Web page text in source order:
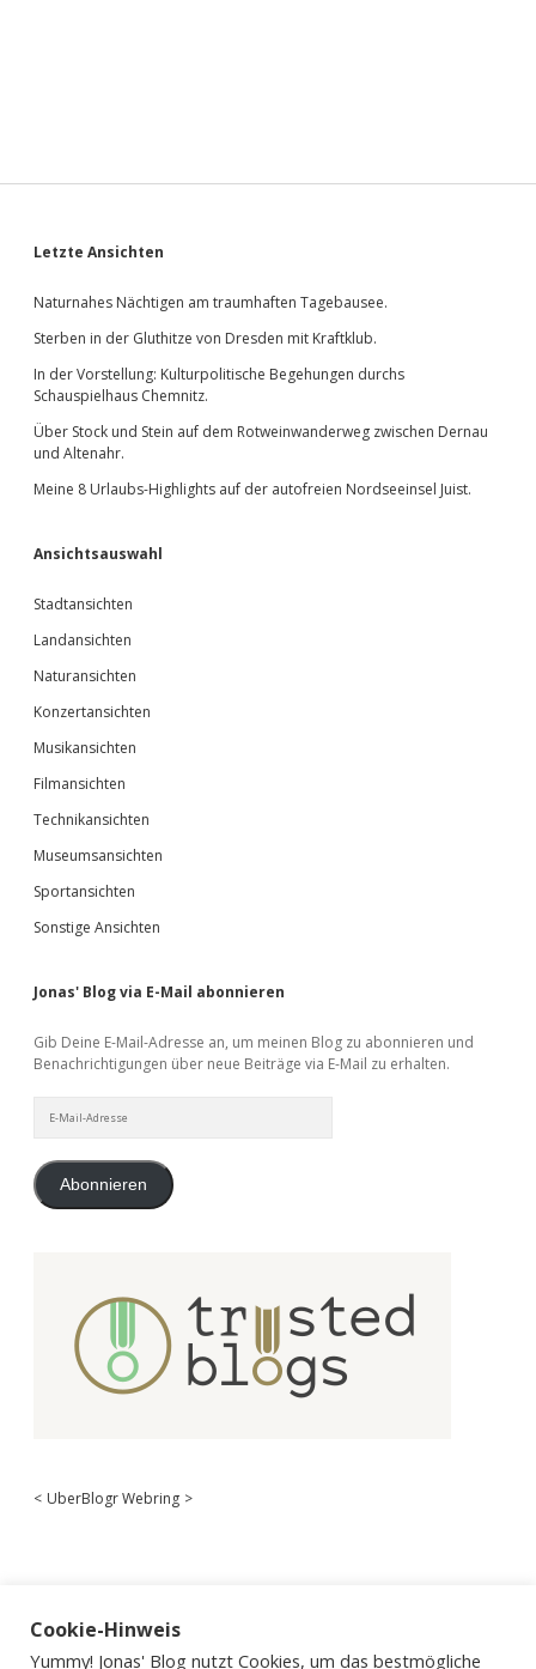
Sidebar
Letzte Ansichten
Naturnahes Nächtigen am traumhaften Tagebausee.
Sterben in der Gluthitze von Dresden mit Kraftklub.
In der Vorstellung: Kulturpolitische Begehungen durchs
Schauspielhaus Chemnitz.
Über Stock und Stein auf dem Rotweinwanderweg zwischen Dernau
und Altenahr.
Meine 8 Urlaubs-Highlights auf der autofreien Nordseeinsel Juist.
Ansichtsauswahl
Stadtansichten
Landansichten
Naturansichten
Konzertansichten
Musikansichten
Filmansichten
Technikansichten
Museumsansichten
Sportansichten
Sonstige Ansichten
Jonas' Blog via E-Mail abonnieren
Gib Deine E-Mail-Adresse an, um meinen Blog zu abonnieren und
Benachrichtigungen über neue Beiträge via E-Mail zu erhalten.
Mail-
Abonnieren
< UberBlogr Webring >
Cookie-Hinweis
Yummy! Jonas' Blog nutzt Cookies, um das bestmögliche